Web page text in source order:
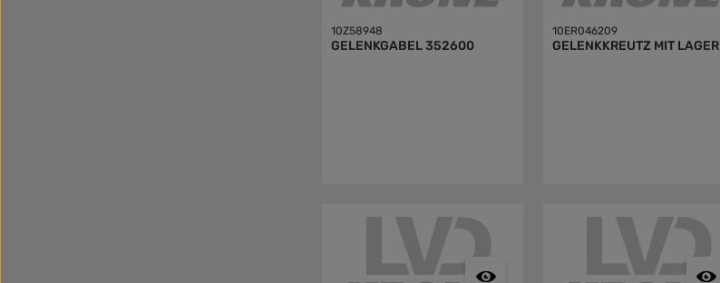
10Z58948
GELENKGABEL 352600
10ER046209
GELENKKREUTZ MIT LAGER